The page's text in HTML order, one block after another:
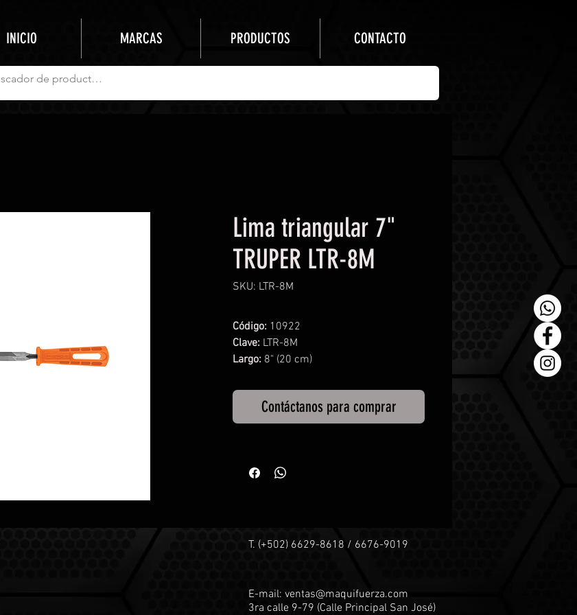
INICIO MARCAS PRODUCTOS CONTACTO
Lima triangular 7"
TRUPER LTR-8M
SKU: LTR-8M
Código: 10922
Clave: LTR-8M
Largo: 8" (20 cm)
Dientes por pulgada:36
Contáctanos para comprar
T. (+502) 6629-8618 / 6676-9019
E-mail: ventas@maquifuerza.com
3ra calle 9-79 (Calle Principal San José)